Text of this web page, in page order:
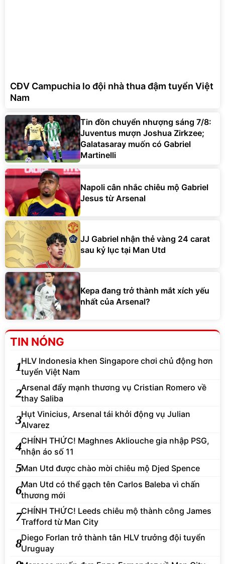
CĐV Campuchia lo đội nhà thua đậm tuyển Việt
Nam
Tin đồn chuyển nhượng sáng 7/8:
Juventus mượn Joshua Zirkzee;
Galatasaray muốn có Gabriel
Martinelli
Napoli cân nhắc chiêu mộ Gabriel
Jesus từ Arsenal
JJ Gabriel nhận thẻ vàng 24 carat
sau kỷ lục tại Man Utd
Kepa đang trở thành mắt xích yếu
nhất của Arsenal?
TIN NÓNG
1HLV Indonesia khen Singapore chơi chủ động hơn
tuyển Việt Nam
2Arsenal đẩy mạnh thương vụ Cristian Romero về
thay Saliba
3Hụt Vinicius, Arsenal tái khởi động vụ Julian
Alvarez
4CHÍNH THỨC! Maghnes Akliouche gia nhập PSG,
nhận áo số 11
5Man Utd được chào mời chiêu mộ Djed Spence
6Man Utd có thể gạch tên Carlos Baleba vì chấn
thương mới
7CHÍNH THỨC! Leeds chiêu mộ thành công James
Trafford từ Man City
8Diego Forlan trở thành tân HLV trưởng đội tuyển
Uruguay